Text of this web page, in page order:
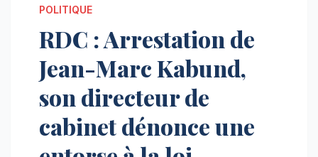
POLITIQUE
RDC : Arrestation de
Jean-Marc Kabund,
son directeur de
cabinet dénonce une